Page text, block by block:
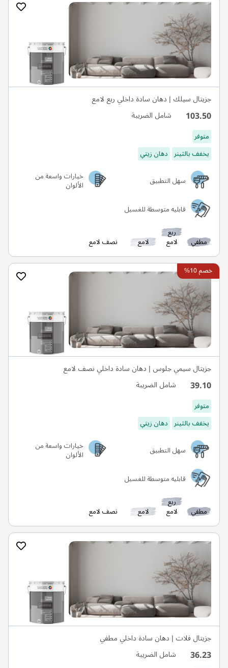
جزيتال سيلك | دهان سادة داخلي ربع لامع
103.50 شامل الضريبة
متوفر
يخفف بالثينر دهان زيتي
سهل التطبيق
خيارات واسعة من
الألوان
قابليه متوسطة للغسيل
مطفي
ربع
لامع لامع نصف لامع
خصم 10%
جزيتال سيمي جلوس | دهان سادة داخلي نصف لامع
39.10 شامل الضريبة
متوفر
يخفف بالثينر دهان زيتي
سهل التطبيق
خيارات واسعة من
الألوان
قابليه متوسطة للغسيل
مطفي
ربع
لامع لامع نصف لامع
جزيتال فلات | دهان سادة داخلي مطفي
36.23 شامل الضريبة